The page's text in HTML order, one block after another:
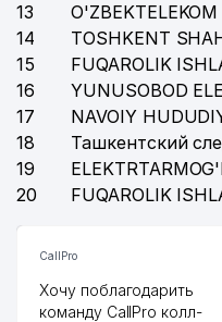
13
14
TOSHKENT
15
FUQAROLIK
16
YUNUSOBOD
17
NAVOIY
18
Ташкентский
19
20
FUQAROLIK
CallPro
Хочу поблагодарить
команду CallPro колл-